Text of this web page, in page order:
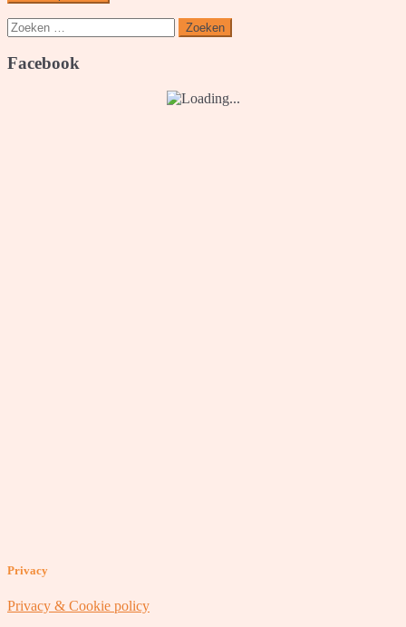
Zoeken
naar:
Facebook
Privacy
Privacy & Cookie policy